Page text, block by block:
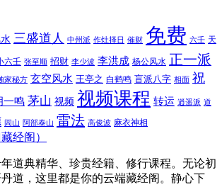
三盛道人 中州派 作灶择日 催财 免费 六壬 天
六壬 张至顺 招财 李少波 李洪成 杨公风水 正一派
家秘方 玄空风水 王亭之 白鹤鸣 盲派八字 相面 祝
一鸣 茅山 视频 视频课程 转运 逍遥派 道
闾山 阿部泰山 雷法 高俊波 麻衣神相
道典精华、珍贵经籍、修行课程。无论初
道，这里都是你的云端藏经阁。静心下